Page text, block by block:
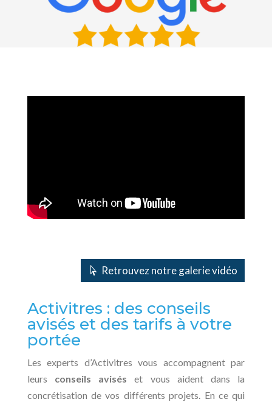
Retrouvez notre galerie vidéo
Activitres : des conseils
avisés et des tarifs à votre
portée
Les experts d’Activitres vous accompagnent par
leurs conseils avisés et vous aident dans la
concrétisation de vos différents projets. En ce qui